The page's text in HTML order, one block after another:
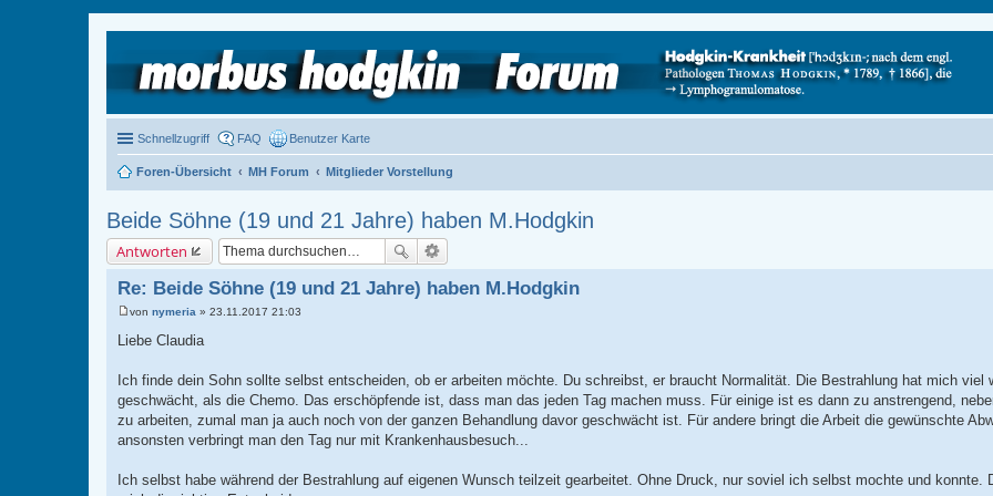
Schnellzugriff FAQ Benutzer Karte
Foren-Übersicht MH Forum Mitglieder Vorstellung
Beide Söhne (19 und 21 Jahre) haben M.Hodgkin
Antworten
Re: Beide Söhne (19 und 21 Jahre) haben M.Hodgkin
i
r
a
g
von nymeria » 23.11.2017 21:03
Liebe Claudia
Ich finde dein Sohn sollte selbst entscheiden, ob er arbeiten möchte. Du schreibst, er braucht Normalität. Die Bestrahlung hat mich viel
geschwächt, als die Chemo. Das erschöpfende ist, dass man das jeden Tag machen muss. Für einige ist es dann zu anstrengend,
zu arbeiten, zumal man ja auch noch von der ganzen Behandlung davor geschwächt ist. Für andere bringt die Arbeit die gewünschte
ansonsten verbringt man den Tag nur mit Krankenhausbesuch...
Ich selbst habe während der Bestrahlung auf eigenen Wunsch teilzeit gearbeitet. Ohne Druck, nur soviel ich selbst mochte und konnte.